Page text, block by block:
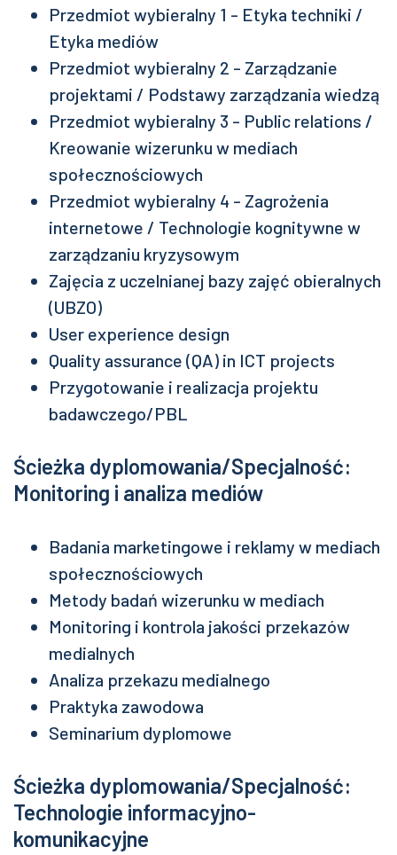
Przedmiot wybieralny 1 - Etyka techniki /
Etyka mediów
Przedmiot wybieralny 2 - Zarządzanie
projektami / Podstawy zarządzania wiedzą
Przedmiot wybieralny 3 - Public relations /
Kreowanie wizerunku w mediach
społecznościowych
Przedmiot wybieralny 4 - Zagrożenia
internetowe / Technologie kognitywne w
zarządzaniu kryzysowym
Zajęcia z uczelnianej bazy zajęć obieralnych
(UBZO)
User experience design
Quality assurance (QA) in ICT projects
Przygotowanie i realizacja projektu
badawczego/PBL
Ścieżka dyplomowania/Specjalność:
Monitoring i analiza mediów
Badania marketingowe i reklamy w mediach
społecznościowych
Metody badań wizerunku w mediach
Monitoring i kontrola jakości przekazów
medialnych
Analiza przekazu medialnego
Praktyka zawodowa
Seminarium dyplomowe
Ścieżka dyplomowania/Specjalność:
Technologie informacyjno-
komunikacyjne